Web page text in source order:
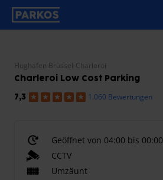
beschriftung-für-primäre-navigation
Flughafen Brüssel-Charleroi
Charleroi Low Cost Parking
7,3 1.060 Bewertungen
Geöffnet von 04:00 bis 00:00
CCTV
Umzäunt